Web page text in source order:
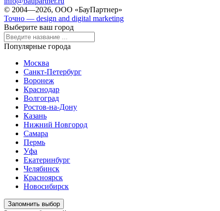
© 2004—2026, ООО «БауПартнер»
Точно — design and digital marketing
Выберите ваш город
Популярные города
Москва
Санкт-Петербург
Воронеж
Краснодар
Волгоград
Ростов-на-Дону
Казань
Нижний Новгород
Самара
Пермь
Уфа
Екатеринбург
Челябинск
Красноярск
Новосибирск
Запомнить выбор